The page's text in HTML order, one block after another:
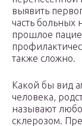
выявить
часть больных
прошлое
также сложно.
Какой бы вид
человека,
называют
склерозом.